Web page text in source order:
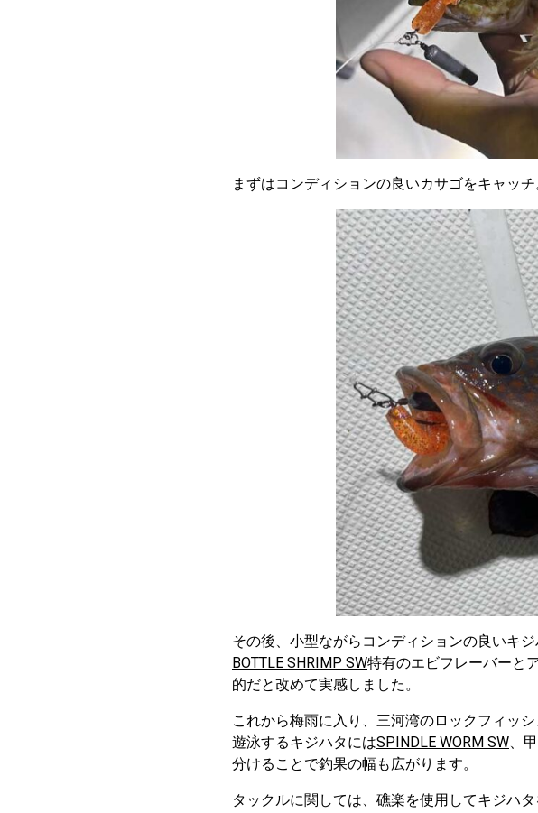
まずはコンディションの良いカサゴをキャッチ
その後、小型ながらコンディションの良いキ
BOTTLE SHRIMP SW特有のエビフレーバーと
的だと改めて実感しました。
これから梅雨に入り、三河湾のロックフィッ
遊泳するキジハタにはSPINDLE WORM SW 、
分けることで釣果の幅も広がります。
タックルに関しては、礁楽を使用してキジハタ